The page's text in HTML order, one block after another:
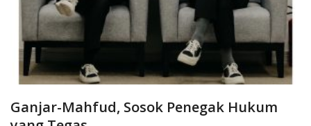
Ganjar-Mahfud, Sosok Penegak Hukum